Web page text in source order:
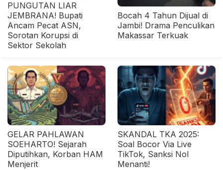
PUNGUTAN LIAR
JEMBRANA! Bupati
Ancam Pecat ASN,
Sorotan Korupsi di
Sektor Sekolah
Bocah 4 Tahun Dijual di
Jambi! Drama Penculikan
Makassar Terkuak
GELAR PAHLAWAN
SOEHARTO! Sejarah
Diputihkan, Korban HAM
Menjerit
SKANDAL TKA 2025:
Soal Bocor Via Live
TikTok, Sanksi Nol
Menanti!